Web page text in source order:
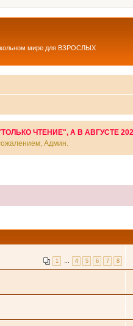
мире для ВЗРОСЛЫХ
ЧТЕНИЕ", А В АВГУСТЕ
Админ.
1 4 5 6 7 8